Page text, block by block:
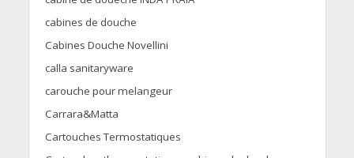
cabines de douche
Cabines Douche Novellini
calla sanitaryware
carouche pour melangeur
Carrara&Matta
Cartouches Termostatiques